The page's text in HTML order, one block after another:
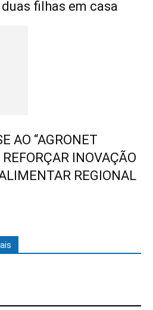
filhas em casa
AO “AGRONET
INOVAÇÃO
REGIONAL